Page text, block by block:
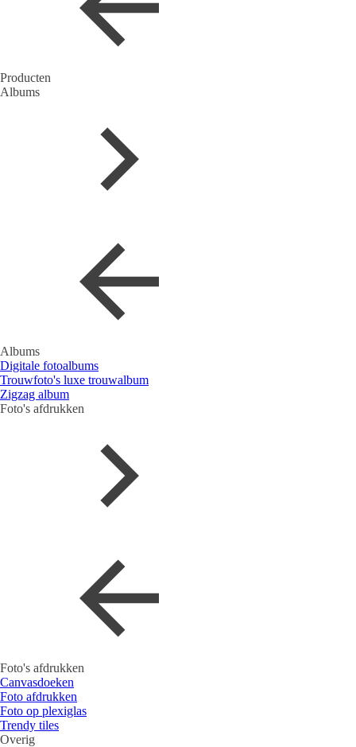
Producten
Albums
Albums
Digitale fotoalbums
Trouwfoto's luxe trouwalbum
Zigzag album
Foto's afdrukken
Foto's afdrukken
Canvasdoeken
Foto afdrukken
Foto op plexiglas
Trendy tiles
Overig